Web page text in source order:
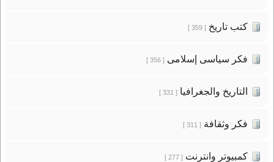
كتب تاريخ[ 359 ]
فكر سياسى إسلامى[ 356 ]
التاريخ والجغرافيا[ 331 ]
فكر وثقافة[ 311 ]
كمبيوتر وانترنت[ 277 ]